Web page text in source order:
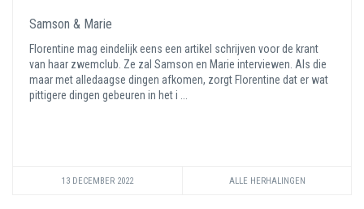
Samson & Marie
Florentine mag eindelijk eens een artikel schrijven voor de krant
van haar zwemclub. Ze zal Samson en Marie interviewen. Als die
maar met alledaagse dingen afkomen, zorgt Florentine dat er wat
pittigere dingen gebeuren in het i ...
13 DECEMBER 2022 ALLE HERHALINGEN